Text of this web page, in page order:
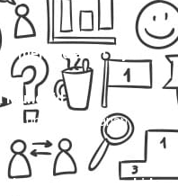
menyediakan layanan
Mungkid
untuk perjalanan
dalam travel Mungkid